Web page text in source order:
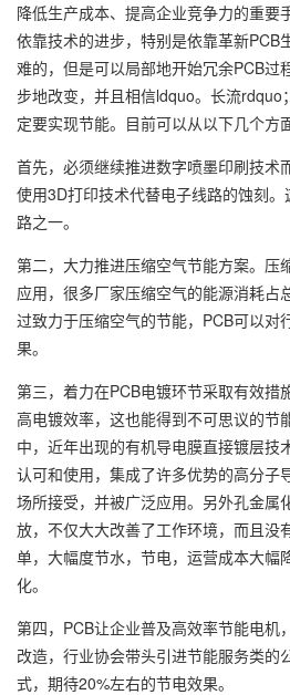
降低生产成本、提高企业竞争力的重要
依靠技术的进步，特别是依靠革新PCB
难的，但是可以局部地开始冗余PCB过
步地改变，并且相信ldquo。长流
定要实现节能。目前可以从以下几个方
首先，必须继续推进数字喷墨印刷技术
使用3D打印技术代替电子线路的蚀刻
路之一。
第二，大力推进压缩空气节能方案。压
应用，很多厂家压缩空气的能源消耗占
过致力于压缩空气的节能，PCB可以对
果。
第三，着力在PCB电镀环节采取有效措
高电镀效率，这也能得到不可思议的节
中，近年出现的有机导电膜直接镀层技
认可和使用，集成了许多优势的高分子
场所接受，并被广泛应用。另外孔金属
放，不仅大大改善了工作环境，而且没
单，大幅度节水，节电，运营成本大幅
化。
第四，PCB让企业普及高效率节能电机
改造，行业协会带头引进节能服务类的
式，期待20%左右的节电效果。